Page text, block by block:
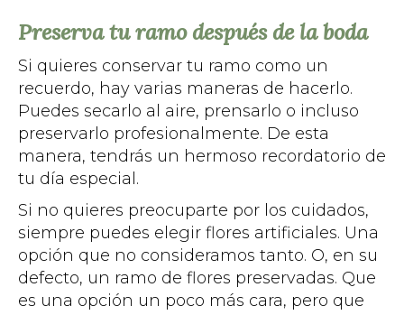
Preserva tu ramo después de la boda
Si quieres conservar tu ramo como un
recuerdo, hay varias maneras de hacerlo.
Puedes secarlo al aire, prensarlo o incluso
preservarlo profesionalmente. De esta
manera, tendrás un hermoso recordatorio de
tu día especial.
Si no quieres preocuparte por los cuidados,
siempre puedes elegir flores artificiales. Una
opción que no consideramos tanto. O, en su
defecto, un ramo de flores preservadas. Que
es una opción un poco más cara, pero que